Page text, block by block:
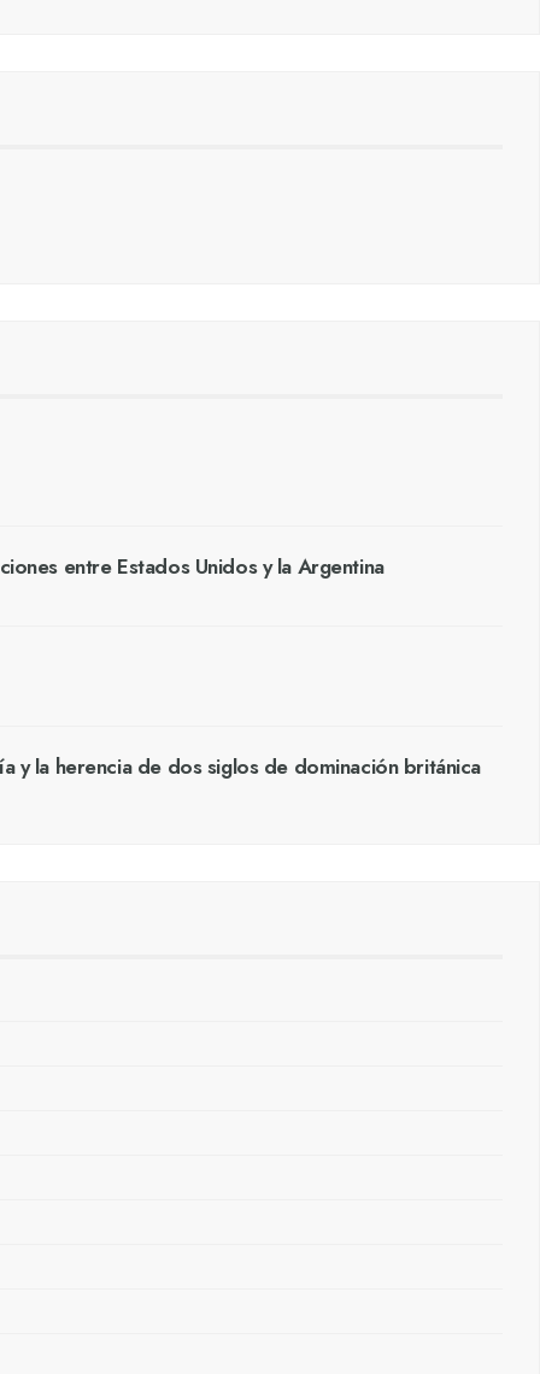
entre Estados Unidos y la Argentina
y la herencia de dos siglos de dominación británica